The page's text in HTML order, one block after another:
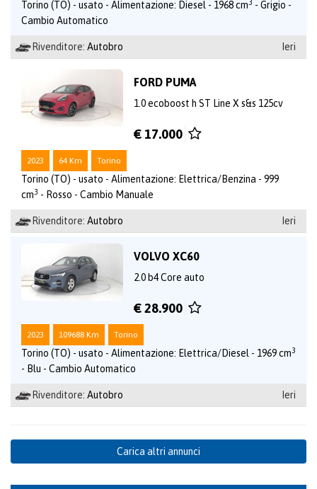
Torino (TO) - usato - Alimentazione: Diesel - 1968 cm3 - Grigio -
Cambio Automatico
Rivenditore: Autobro Ieri
FORD PUMA
1.0 ecoboost h ST Line X s&s 125cv
€ 17.000
2023 64 Km Torino
Torino (TO) - usato - Alimentazione: Elettrica/Benzina - 999
cm3 - Rosso - Cambio Manuale
Rivenditore: Autobro Ieri
VOLVO XC60
2.0 b4 Core auto
€ 28.900
2023 109688 Km Torino
Torino (TO) - usato - Alimentazione: Elettrica/Diesel - 1969 cm3
- Blu - Cambio Automatico
Rivenditore: Autobro Ieri
Carica altri annunci